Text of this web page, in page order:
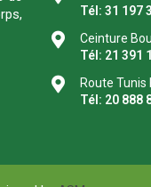
Tél: 31 197
Ceinture
Tél: 21 391
Route
Tél: 20 888